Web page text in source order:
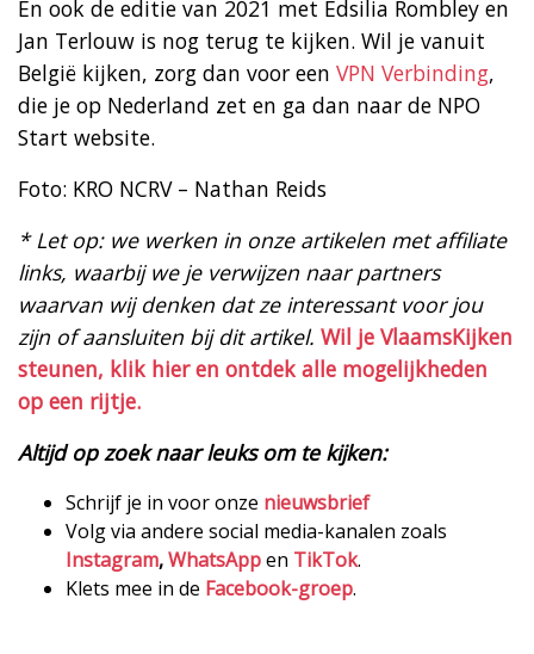
En ook de editie van 2021 met Edsilia Rombley en
Jan Terlouw is nog terug te kijken. Wil je vanuit
België kijken, zorg dan voor een VPN Verbinding,
die je op Nederland zet en ga dan naar de NPO
Start website.
Foto: KRO NCRV – Nathan Reids
* Let op: we werken in onze artikelen met affiliate
links, waarbij we je verwijzen naar partners
waarvan wij denken dat ze interessant voor jou
zijn of aansluiten bij dit artikel. Wil je VlaamsKijken
steunen, klik hier en ontdek alle mogelijkheden
op een rijtje.
Altijd op zoek naar leuks om te kijken:
Schrijf je in voor onze nieuwsbrief
Volg via andere social media-kanalen zoals
Instagram,WhatsAppen TikTok.
Klets mee in de Facebook-groep.